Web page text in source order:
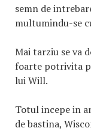
semn de
multumindu-se
Mai tarziu se va
foarte potrivita
lui Will.
Totul incepe in
de bastina,